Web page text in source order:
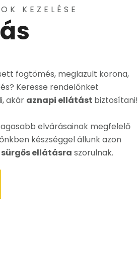
KEZELÉSE
fogtömés, meglazult korona,
Keresse rendelőnket
akár aznapi ellátást biztosítani!
elvárásainak megfelelő
készséggel állunk azon
sürgős ellátásra szorulnak.